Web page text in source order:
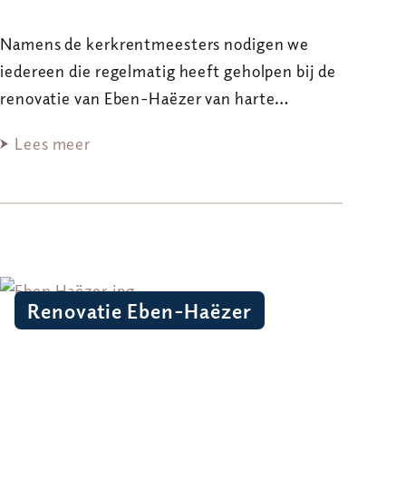
Namens de kerkrentmeesters nodigen we
iedereen die regelmatig heeft geholpen bij de
renovatie van Eben-Haëzer van harte…
Lees meer
Renovatie Eben-Haëzer